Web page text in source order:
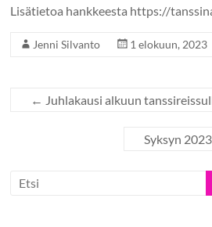
Lisätietoa hankkeesta https://
Jenni Silvanto 1 elokuun, 2023
← Juhlakausi alkuun
Syksyn